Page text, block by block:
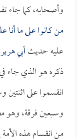
وأصحابه، كما جاء
من كانوا على ما
عليه حديثأبي
ذكره هو الذي جاء
انقسموا على
وسبعين فرقة، وهو
من انقسام هذه